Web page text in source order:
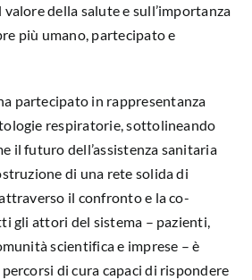
della salute e sull’importanza
più umano, partecipato e
partecipato in rappresentanza
respiratorie, sottolineando
il futuro dell’assistenza sanitaria
di una rete solida di
il confronto e la co-
gli attori del sistema – pazienti,
scientifica e imprese – è
di cura capaci di rispondere